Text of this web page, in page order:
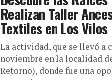
Realizan Taller
Textiles en Los Vilos
La actividad, que se llevó a
noviembre en la localidad
Retorno), donde fue una